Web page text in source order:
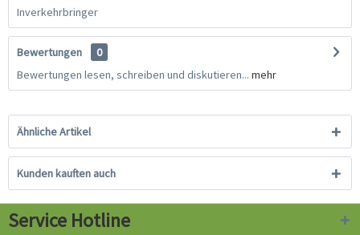
Inverkehrbringer
Bewertungen
0
Bewertungen lesen, schreiben und diskutieren... mehr
Ähnliche Artikel
Kunden kauften auch
Service Hotline